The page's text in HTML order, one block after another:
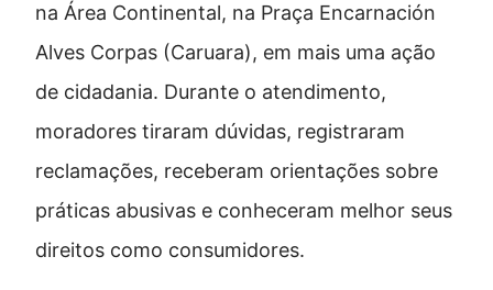
na Área Continental, na Praça Encarnación
Alves Corpas (Caruara), em mais uma ação
de cidadania. Durante o atendimento,
moradores tiraram dúvidas, registraram
reclamações, receberam orientações sobre
práticas abusivas e conheceram melhor seus
direitos como consumidores.